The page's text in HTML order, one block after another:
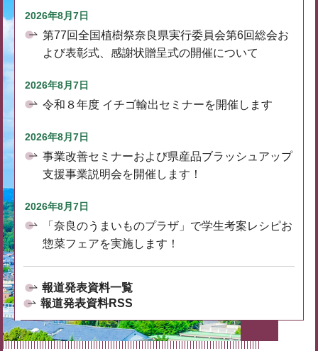
2026年8月7日
第77回全国植樹祭奈良県実行委員会第6回総会お
よび表彰式、感謝状贈呈式の開催について
2026年8月7日
令和８年度 イチゴ輸出セミナーを開催します
2026年8月7日
事業改善セミナーおよび県産品ブラッシュアップ
支援事業説明会を開催します！
2026年8月7日
「奈良のうまいものプラザ」で学生考案レシピお
惣菜フェアを実施します！
報道発表資料一覧
報道発表資料RSS